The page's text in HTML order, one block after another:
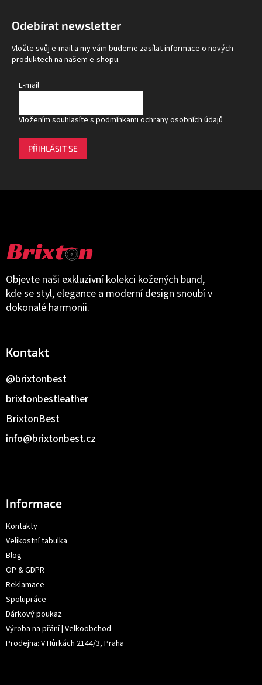
Objevte naši exkluzivní kolekci kožených bund,
kde se styl, elegance a moderní design snoubí v
dokonalé harmonii.
Kontakt
info@brixtonbest.cz
BrixtonBest
brixtonbestleather
@brixtonbest
Informace
Kontakty
Velikostní tabulka
Blog
OP & GDPR
Reklamace
Spolupráce
Dárkový poukaz
Výroba na přání | Velkoobchod
Prodejna: V Hůrkách 2144/3, Praha
Odebírat newsletter
Vložte svůj e-mail a my vám budeme zasílat informace o nových
produktech na našem e-shopu.
E-mail
Vložením souhlasíte s podmínkami ochrany osobních údajů
PŘIHLÁSIT SE